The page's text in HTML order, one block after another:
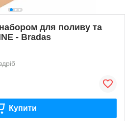
для поливу та
- Bradas
Купити